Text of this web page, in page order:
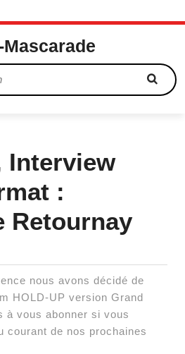
Mascarade
Interview
:
Retournay
nous avons décidé de
HOLD-UP version Grand
à vous abonner si vous
courant de nos prochaines